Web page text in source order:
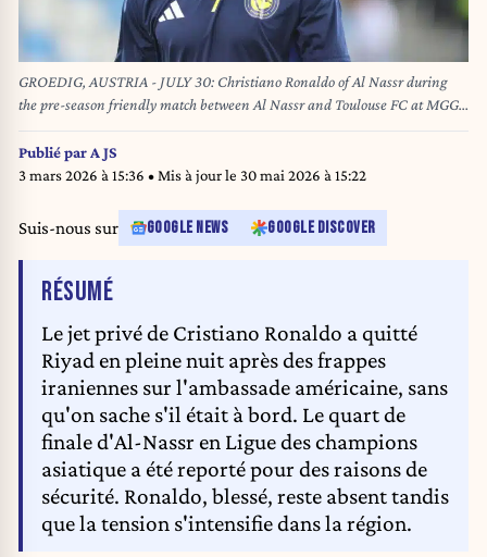
GROEDIG, AUSTRIA - JULY 30: Christiano Ronaldo of Al Nassr during
the pre-season friendly match between Al Nassr and Toulouse FC at MGG
Arena on July 30, 2025 in Groedig, Austria .250730_SEPA_07_061 -
20250730_PD9713
Publié par A JS
3 mars 2026 à 15:36 • Mis à jour le 30 mai 2026 à 15:22
Suis-nous sur GOOGLE NEWS GOOGLE DISCOVER
RÉSUMÉDE L'ARTICLE
Le jet privé de Cristiano Ronaldo a quitté
Riyad en pleine nuit après des frappes
iraniennes sur l'ambassade américaine, sans
qu'on sache s'il était à bord. Le quart de
finale d'Al-Nassr en Ligue des champions
asiatique a été reporté pour des raisons de
sécurité. Ronaldo, blessé, reste absent tandis
que la tension s'intensifie dans la région.